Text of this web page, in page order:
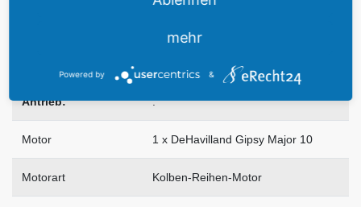
Antrieb: .
Motor 1 x DeHavilland Gipsy Major 10
Motorart Kolben-Reihen-Motor
mehr
Powered by &